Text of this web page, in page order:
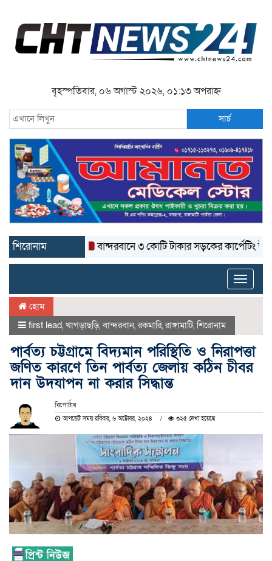
বৃহস্পতিবার, ০৬ অগাস্ট ২০২৬, ০১:১৩ অপরাহ্ন
সার্চ
শিরোনাম বান্দরবানে ৩ কোটি টাকার সড়কের কার্পেটিং উঠে যাচ্ছে
Toggle
হোম
first lead, খাগড়াছড়ি,বান্দরবান,রকমারি,রাঙ্গামাটি,শিরোনাম
পার্বত্য চট্টগ্রামে বিদ্যমান পরিস্থিতি ও নিরাপত্তা
জণিত কারণে তিন পার্বত্য জেলায় কঠিন চীবর
দান উদযাপন না করার সিদ্ধান্ত
রিপোর্টার
আপডেট সময় রবিবার, ৬ অক্টোবর, ২০২৪ ৩২৫ দেখা হয়েছে